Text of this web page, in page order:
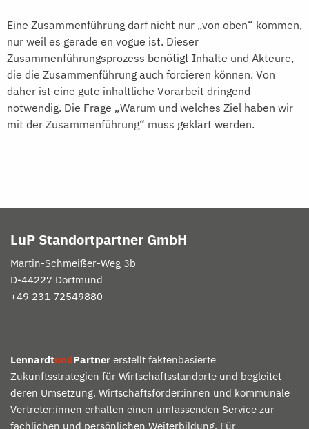
Eine Zusammenführung darf nicht nur „von oben“ kommen,
nur weil es gerade en vogue ist. Dieser
Zusammenführungsprozess benötigt Inhalte und Akteure,
die die Zusammenführung auch forcieren können. Von
daher ist eine gute inhaltliche Vorarbeit dringend
notwendig. Die Frage „Warum und welches Ziel haben wir
mit der Zusammenführung“ muss geklärt werden.
LuP Standortpartner GmbH
Martin-Schmeißer-Weg 3b
D-44227 Dortmund
+49 231 72549880
LennardtundPartner erstellt faktenbasierte
Zukunftsstrategien für Wirtschaftsstandorte und begleitet
deren Umsetzung. Wirtschaftsförder:innen und kommunale
Vertreter:innen erhalten einen umfassenden Service zur
fachlichen und persönlichen Weiterbildung. Für